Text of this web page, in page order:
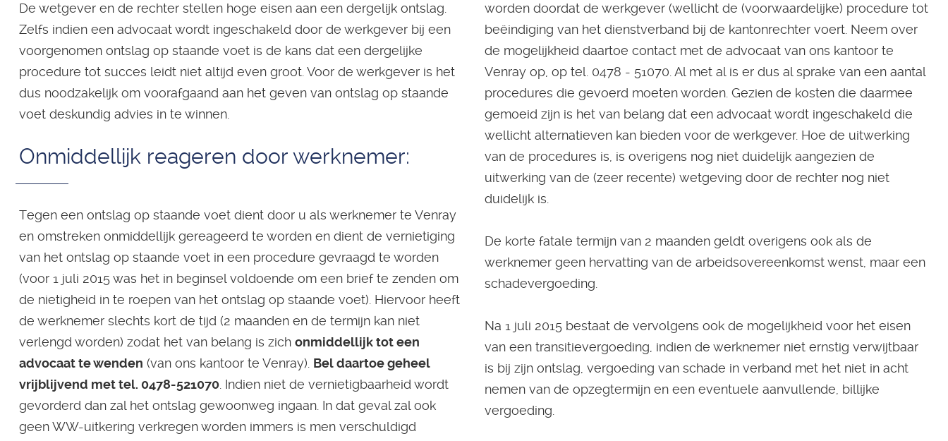
De wetgever en de rechter stellen hoge eisen aan een dergelijk ontslag.
Zelfs indien een advocaat wordt ingeschakeld door de werkgever bij een
voorgenomen ontslag op staande voet is de kans dat een dergelijke
procedure tot succes leidt niet altijd even groot. Voor de werkgever is het
dus noodzakelijk om voorafgaand aan het geven van ontslag op staande
voet deskundig advies in te winnen.
Onmiddellijk reageren door werknemer:
Tegen een ontslag op staande voet dient door u als werknemer te Venray
en omstreken onmiddellijk gereageerd te worden en dient de vernietiging
van het ontslag op staande voet in een procedure gevraagd te worden
(voor 1 juli 2015 was het in beginsel voldoende om een brief te zenden om
de nietigheid in te roepen van het ontslag op staande voet). Hiervoor heeft
de werknemer slechts kort de tijd (2 maanden en de termijn kan niet
verlengd worden) zodat het van belang is zich onmiddellijk tot een
advocaat te wenden (van ons kantoor te Venray). Bel daartoe geheel
vrijblijvend met tel. 0478-521070 . Indien niet de vernietigbaarheid wordt
gevorderd dan zal het ontslag gewoonweg ingaan. In dat geval zal ook
geen WW-uitkering verkregen worden immers is men verschuldigd
worden doordat de werkgever (wellicht de (voorwaardelijke) procedure tot
beëindiging van het dienstverband bij de kantonrechter voert. Neem over
de mogelijkheid daartoe contact met de advocaat van ons kantoor te
Venray op, op tel. 0478 - 51070. Al met al is er dus al sprake van een aantal
procedures die gevoerd moeten worden. Gezien de kosten die daarmee
gemoeid zijn is het van belang dat een advocaat wordt ingeschakeld die
wellicht alternatieven kan bieden voor de werkgever. Hoe de uitwerking
van de procedures is, is overigens nog niet duidelijk aangezien de
uitwerking van de (zeer recente) wetgeving door de rechter nog niet
duidelijk is.
De korte fatale termijn van 2 maanden geldt overigens ook als de
werknemer geen hervatting van de arbeidsovereenkomst wenst, maar een
schadevergoeding.
Na 1 juli 2015 bestaat de vervolgens ook de mogelijkheid voor het eisen
van een transitievergoeding, indien de werknemer niet ernstig verwijtbaar
is bij zijn ontslag, vergoeding van schade in verband met het niet in acht
nemen van de opzegtermijn en een eventuele aanvullende, billijke
vergoeding.